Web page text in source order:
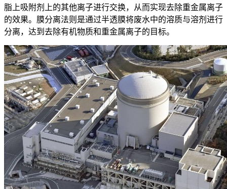
脂上吸附剂上的其他离子进行交换，从而实现去除重金属离子
的效果。膜分离法则是通过半透膜将废水中的溶质与溶剂进行
分离，达到去除有机物质和重金属离子的目标。